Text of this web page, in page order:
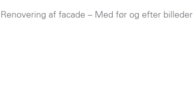
Renovering af facade – Med før og efter billeder